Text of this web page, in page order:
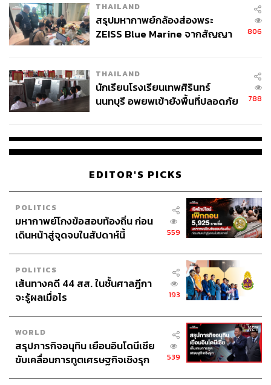
THAILAND
สรุปมหากาพย์กล้องส่องพระ
ZEISS Blue Marine จากสัญญา
จ่ายหนี้-แอบระบุแบรนด์
806
THAILAND
นักเรียนโรงเรียนเทพศิรินทร์
นนทบุรี อพยพเข้ายังพื้นที่ปลอดภัย
788
EDITOR'S PICKS
POLITICS
มหากาพย์โกงข้อสอบท้องถิ่น ก่อน
เดินหน้าสู่จุดจบในสัปดาห์นี้
559
POLITICS
เส้นทางคดี 44 สส. ในชั้นศาลฎีกา
จะรู้ผลเมื่อไร
193
WORLD
สรุปภารกิจอนุทิน เยือนอินโดนีเซีย
ขับเคลื่อนการทูตเศรษฐกิจเชิงรุก
539